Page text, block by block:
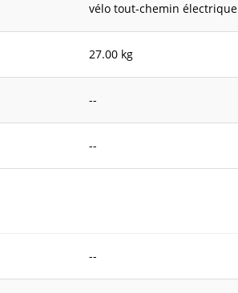
vélo tout-chemin électrique
27.00 kg
--
--
--